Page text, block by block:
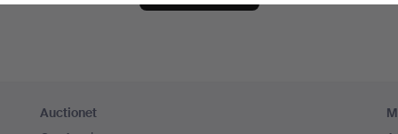
Auctionet